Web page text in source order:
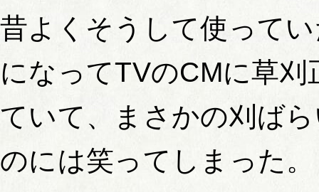
昔よくそうして使って
になってTVのCMに草刈
ていて、まさかの刈ば
のには笑ってしまった。